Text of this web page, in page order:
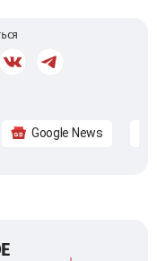
Google News